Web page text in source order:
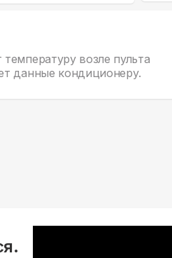
температуру возле пульта
данные кондиционеру.